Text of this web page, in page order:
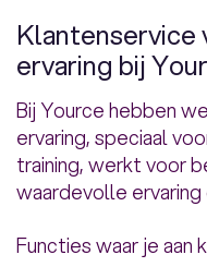
Klantenservice
ervaring bij
Bij Yource hebben
ervaring, speciaal
training, werkt voor
waardevolle ervaring
Functies waar je aan